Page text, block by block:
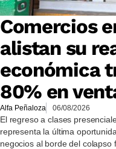
Comercios
alistan su
económica
80% en
Alfa Peñaloza 06/08/2026
El regreso a clases
representa la última
negocios al borde del colapso